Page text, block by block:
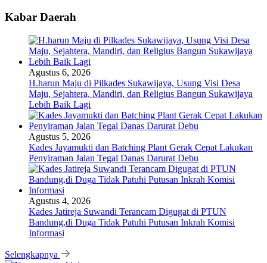
Kabar Daerah
Agustus 6, 2026
H.harun Maju di Pilkades Sukawijaya, Usung Visi Desa
Maju, Sejahtera, Mandiri, dan Religius Bangun Sukawijaya
Lebih Baik Lagi
Agustus 5, 2026
Kades Jayamukti dan Batching Plant Gerak Cepat Lakukan
Penyiraman Jalan Tegal Danas Darurat Debu
Agustus 4, 2026
Kades Jatireja Suwandi Terancam Digugat di PTUN
Bandung,di Duga Tidak Patuhi Putusan Inkrah Komisi
Informasi
Selengkapnya